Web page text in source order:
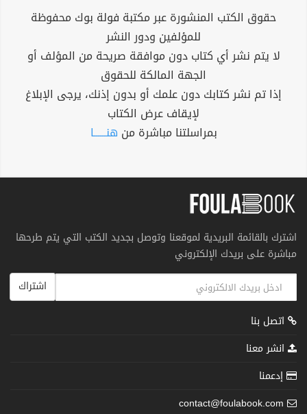
حقوق الكتب المنشورة عبر مكتبة فولة بوك محفوظة
للمؤلفين ودور النشر
لا يتم نشر أي كتاب دون موافقة صريحة من المؤلف أو
الجهة المالكة للحقوق
إذا تم نشر كتابك دون علمك أو بدون إذنك، يرجى الإبلاغ
لإيقاف عرض الكتاب
بمراسلتنا مباشرة من هنــــــا
اشترك بالقائمة البريدية لموقعنا وتوصل بجديد الكتب التي يتم طرحها
مباشرة على بريدك الإلكتروني
اشتراك
اتصل بنا
انشر معنا
إدعمنا
contact@foulabook.com